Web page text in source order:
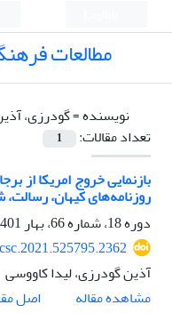
مطالعات
نویسنده =گودرزی،
تعداد مقالات:
1
بازنمایی خروج امریکا از
روزنامه‌های کیهان،
دوره 18، شماره 66، بهار 1401، صفحه
آذین گودرزی، لیدا کاووسی
مشاهده مقاله
اصل